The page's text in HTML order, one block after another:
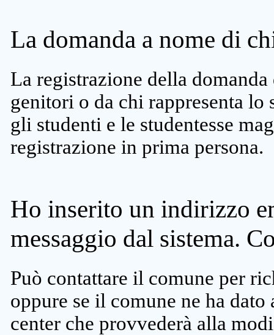
La domanda a nome di
La registrazione della
genitori o da chi rappresenta lo
gli studenti e le studentesse
registrazione in prima persona.
Ho inserito un indirizzo
messaggio dal sistema.
Può contattare il comune per
oppure se il comune ne ha
center che provvederà alla